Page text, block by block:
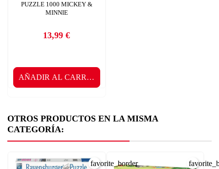
PUZZLE 1000 MICKEY &
MINNIE
Precio
13,99 €
AÑADIR AL CARRITO
OTROS PRODUCTOS EN LA MISMA
CATEGORÍA:
favorite_border
CREAR LISTA DE DESEOS